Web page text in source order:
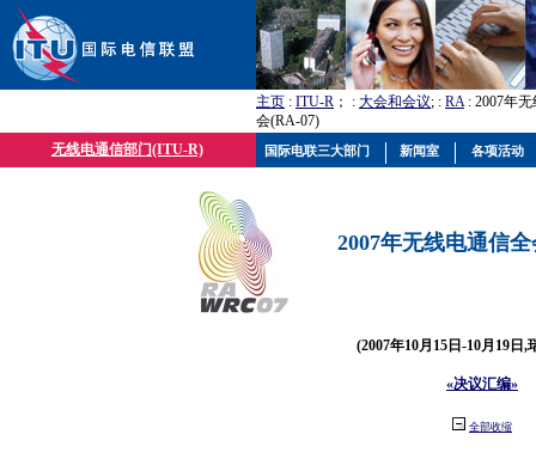
主页 : ITU-R ； : 大会和会议; : RA: 2007年
会(RA-07)
无线电通信部门(ITU-R)
2007年无线电通信
(2007年10月15日-10月19日,
«决议汇编»
全部收缩
国际电联三大部门 新闻室 各项活动